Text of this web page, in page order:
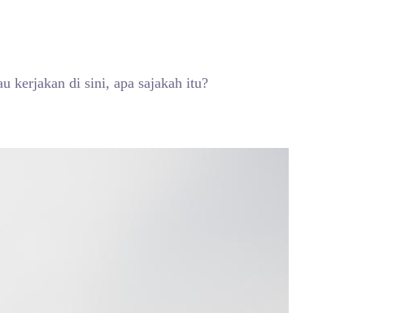
kerjakan di sini, apa sajakah itu?